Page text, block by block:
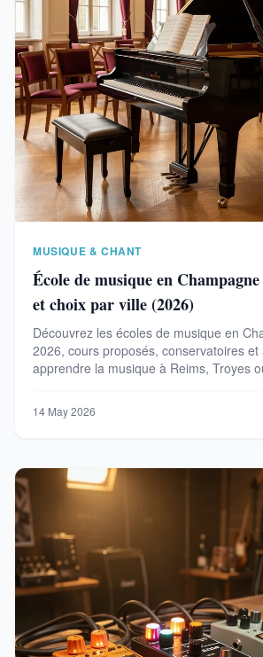
MUSIQUE & CHANT
École de musique en
et choix par ville (2026)
Découvrez les écoles de musique en
2026, cours proposés, conservatoires
apprendre la musique à Reims, Troyes
14 May 2026